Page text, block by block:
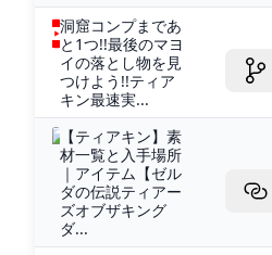
洞窟コンプまであ
と1つ!!最後のマヨ
イの落とし物を見
つけよう!!ティア
キン最速実...
【ティアキン】素
材一覧と入手場所
｜アイテム【ゼル
ダの伝説ティアー
ズオブザキング
ダ...